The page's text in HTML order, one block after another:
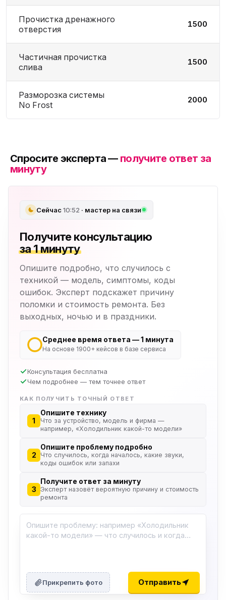
Прочистка дренажного
отверстия
1500
Частичная прочистка
слива
1500
Разморозка системы
No Frost
2000
Спросите эксперта — получите ответ за
минуту
Сейчас10:52 · мастер на связи
Получите консультацию
за 1 минуту
Опишите подробно, что случилось с
техникой — модель, симптомы, коды
ошибок. Эксперт подскажет причину
поломки и стоимость ремонта. Без
выходных, ночью и в праздники.
Среднее время ответа — 1 минута
На основе 1900+ кейсов в базе сервиса
Консультация бесплатна
Чем подробнее — тем точнее ответ
КАК ПОЛУЧИТЬ ТОЧНЫЙ ОТВЕТ
1
Опишите технику
Что за устройство, модель и фирма —
например, «Холодильник какой-то модели»
2
Опишите проблему подробно
Что случилось, когда началось, какие звуки,
коды ошибок или запахи
3
Получите ответ за минуту
Эксперт назовёт вероятную причину и стоимость
ремонта
Прикрепить фото Отправить